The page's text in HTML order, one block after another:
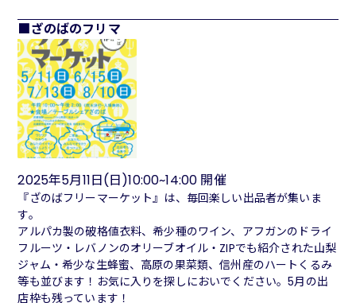
ざのばのフリマ
2025年5月11日(日)10:00~14:00 開催
『ざのばフリーマーケット』は、毎回楽しい出品者が集いま
す。
アルパカ製の破格値衣料、希少種のワイン、アフガンのドライ
フルーツ・レバノンのオリーブオイル・ZIPでも紹介された山梨
ジャム・希少な生蜂蜜、高原の果菜類、信州産のハートくるみ
等も並びます！お気に入りを探しにおいでください。5月の出
店枠も残っています！